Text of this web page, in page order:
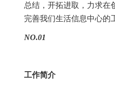
总结，开拓进取，力求在
完善我们生活信息中心的
NO.01
工作简介